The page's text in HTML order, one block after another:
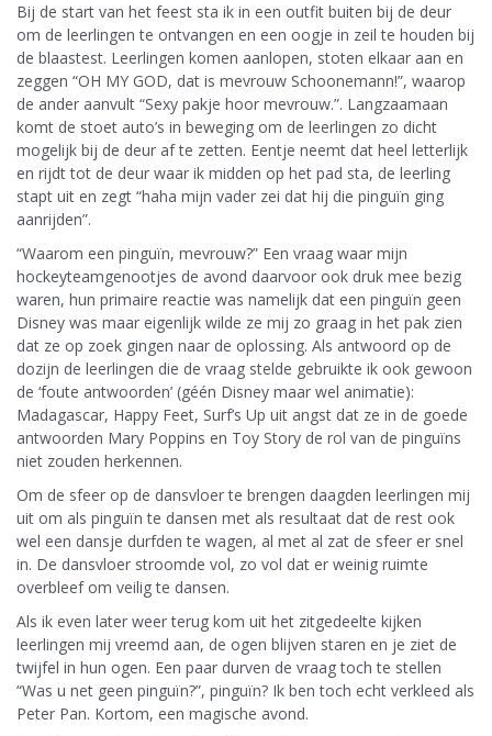
Bij de start van het feest sta ik in een outfit buiten bij de deur
om de leerlingen te ontvangen en een oogje in zeil te houden bij
de blaastest. Leerlingen komen aanlopen, stoten elkaar aan en
zeggen “OH MY GOD, dat is mevrouw Schoonemann!”, waarop
de ander aanvult “Sexy pakje hoor mevrouw.”. Langzaamaan
komt de stoet auto’s in beweging om de leerlingen zo dicht
mogelijk bij de deur af te zetten. Eentje neemt dat heel letterlijk
en rijdt tot de deur waar ik midden op het pad sta, de leerling
stapt uit en zegt “haha mijn vader zei dat hij die pinguïn ging
aanrijden”.
“Waarom een pinguïn, mevrouw?” Een vraag waar mijn
hockeyteamgenootjes de avond daarvoor ook druk mee bezig
waren, hun primaire reactie was namelijk dat een pinguïn geen
Disney was maar eigenlijk wilde ze mij zo graag in het pak zien
dat ze op zoek gingen naar de oplossing. Als antwoord op de
dozijn de leerlingen die de vraag stelde gebruikte ik ook gewoon
de ‘foute antwoorden’ (géén Disney maar wel animatie):
Madagascar, Happy Feet, Surf’s Up uit angst dat ze in de goede
antwoorden Mary Poppins en Toy Story de rol van de pinguïns
niet zouden herkennen.
Om de sfeer op de dansvloer te brengen daagden leerlingen mij
uit om als pinguïn te dansen met als resultaat dat de rest ook
wel een dansje durfden te wagen, al met al zat de sfeer er snel
in. De dansvloer stroomde vol, zo vol dat er weinig ruimte
overbleef om veilig te dansen.
Als ik even later weer terug kom uit het zitgedeelte kijken
leerlingen mij vreemd aan, de ogen blijven staren en je ziet de
twijfel in hun ogen. Een paar durven de vraag toch te stellen
“Was u net geen pinguïn?”, pinguïn? Ik ben toch echt verkleed als
Peter Pan. Kortom, een magische avond.